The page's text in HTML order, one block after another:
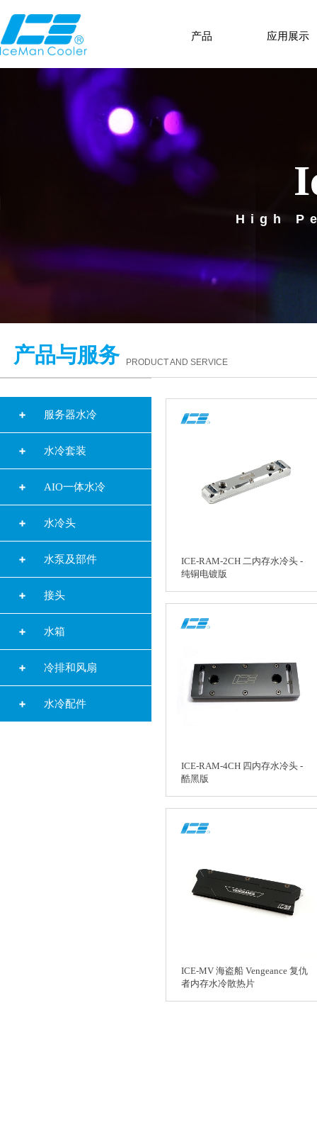
High
产品与服务 PRODUCT AND SERVICE
服务器水冷
水冷套装
AIO一体水冷
水冷头
水泵及部件
接头
水箱
冷排和风扇
水冷配件
ICE-RAM-2CH 二内存水冷头 -
纯铜电镀版
ICE-RAM-4CH 四内存水冷头 -
酷黑版
ICE-MV 海盗船 Vengeance 复仇
者内存水冷散热片
产品 应用展示